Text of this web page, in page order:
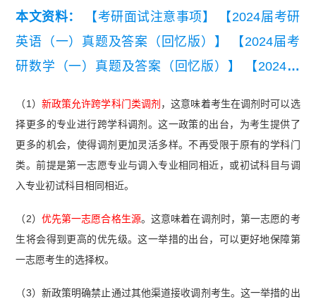
本文资料： 【考研面试注意事项】
【2024届考研
英语（一）真题及答案（回忆版）】
【2024届考
研数学（一）真题及答案（回忆版）】
【2024届
（1） 新政策允许跨学科门类调剂 ，这意味着考生在调剂时可以选
择更多的专业进行跨学科调剂。这一政策的出台，为考生提供了
更多的机会，使得调剂更加灵活多样。不再受限于原有的学科门
类。前提是第一志愿专业与调入专业相同相近，或初试科目与调
入专业初试科目相同相近。
（2） 优先第一志愿合格生源。这意味着在调剂时，第一志愿的考
生将会得到更高的优先级。这一举措的出台，可以更好地保障第
一志愿考生的选择权。
（3）新政策明确禁止通过其他渠道接收调剂考生。这一举措的出